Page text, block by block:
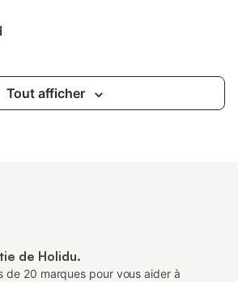
Tout afficher
de Holidu.
de 20 marques pour vous aider à